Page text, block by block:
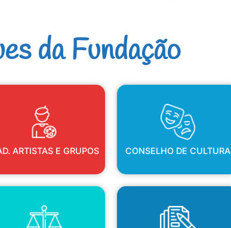
da Fundação
ARTISTAS E GRUPOS
ARTISTAS E GRUPOS
CONSELHO DE CULTURA
CONSELHO DE CULTURA
LEGISLAÇÃO EDITAIS